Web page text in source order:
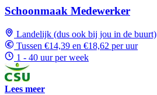
Schoonmaak Medewerker
Landelijk (dus ook bij jou in de buurt)
Tussen €14,39 en €18,62 per uur
1 - 40 uur per week
Lees meer